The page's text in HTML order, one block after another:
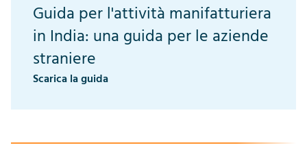
Guida per l'attività manifatturiera
in India: una guida per le aziende
straniere
Scarica la guida